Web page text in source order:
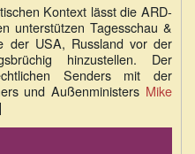
Kontext lässt die ARD-
unterstützen Tagesschau &
der USA, Russland vor der
hinzustellen. Der
Senders mit der
und Außenministers Mike